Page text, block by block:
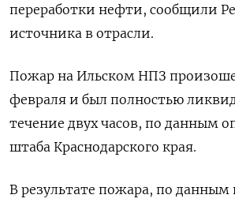
переработки нефти, сообщили
источника в отрасли.
Пожар на Ильском НПЗ
февраля и был полностью
течение двух часов, по данным
штаба Краснодарского края.
В результате пожара, по данным